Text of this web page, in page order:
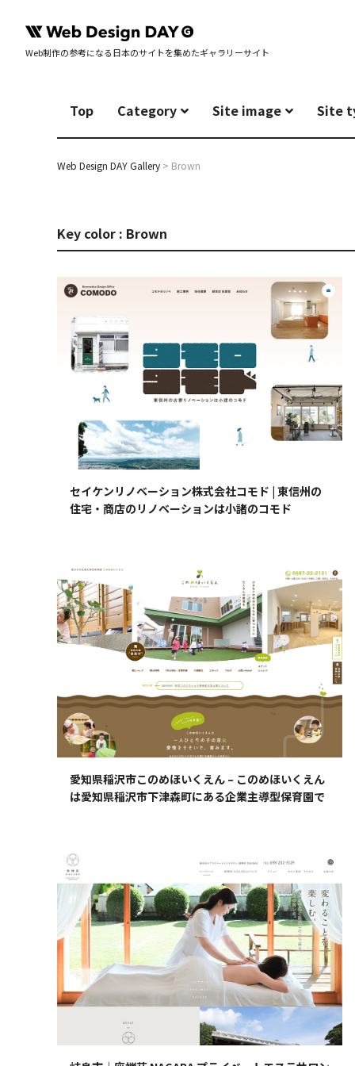
Web制作の参考になる日本のサイトを集めたギャラリーサイト
Top Category Site image Site
Web Design DAY Gallery > Brown
Key color : Brown
セイケンリノベーション株式会社コモド | 東信州の
住宅・商店のリノベーションは小諸のコモド
愛知県稲沢市このめほいくえん – このめほいくえん
は愛知県稲沢市下津森町にある企業主導型保育園で